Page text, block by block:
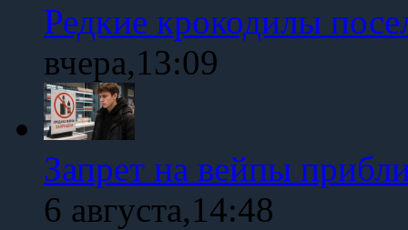
Редкие крокодилы
вчера,13:09
Запрет на вейпы
6 августа,14:48